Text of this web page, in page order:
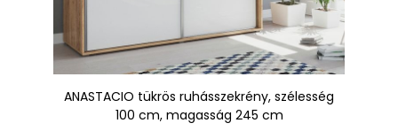
ANASTACIO tükrös ruhásszekrény, szélesség
100 cm, magasság 245 cm